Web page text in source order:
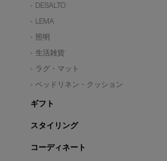
DESALTO
LEMA
照明
生活雑貨
ラグ・マット
ベッドリネン・クッション
ギフト
スタイリング
コーディネート